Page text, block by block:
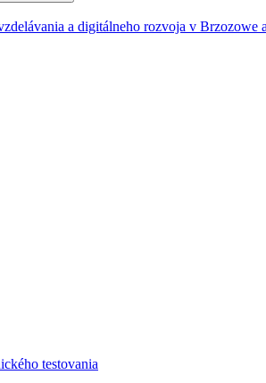
a digitálneho rozvoja v Brzozowe
testovania